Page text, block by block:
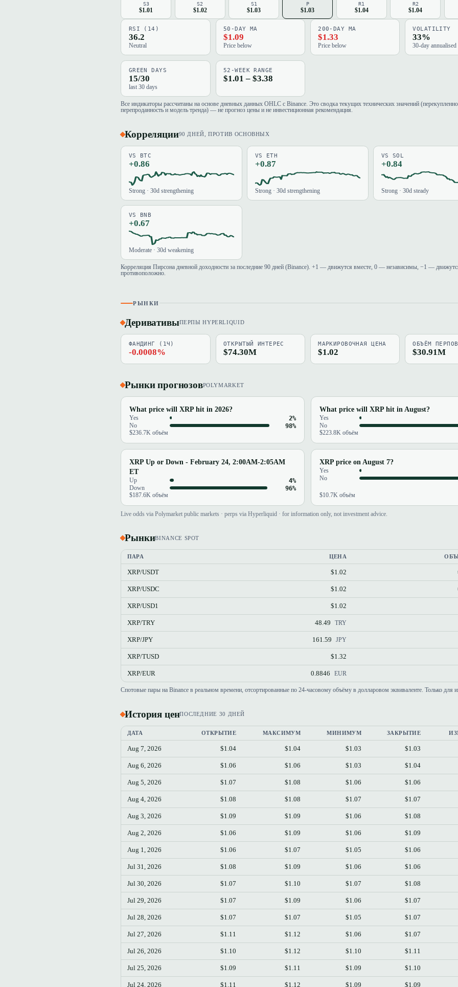
S3
$1.01
S2
$1.02
S1
$1.03
P
$1.03
R1
$1.04
R2
$1.04
RSI (14)
36.2
Neutral
50-DAY MA
$1.09
Price below
200-DAY MA
$1.33
Price below
VOLATILITY
33%
30-day annualised
GREEN DAYS
15/30
last 30 days
52-WEEK RANGE
$1.01 – $3.38
Все индикаторы рассчитаны на основе дневных данных OHLC с Binance. Это сводка текущих технических значений
перепроданность и модель тренда) — не прогноз цены и не инвестиционная рекомендация.
Корреляции90 ДНЕЙ, ПРОТИВ ОСНОВНЫХ
VS BTC
+0.86
Strong · 30d strengthening
VS ETH
+0.87
Strong · 30d strengthening
VS SOL
+0.84
Strong · 30d steady
VS BNB
+0.67
Moderate · 30d weakening
Корреляция Пирсона дневной доходности за последние 90 дней (Binance). +1 — движутся вместе, 0 — независимы, −1 —
противоположно.
РЫНКИ
ДеривативыПЕРПЫ HYPERLIQUID
ФАНДИНГ (1Ч)
-0.0008%
ОТКРЫТЫЙ ИНТЕРЕС
$74.30M
МАРКИРОВОЧНАЯ ЦЕНА
$1.02
ОБЪЁМ
$30.91M
Рынки прогнозовPOLYMARKET
What price will XRP hit in 2026?
Yes 2%
No 98%
$236.7K объём
What price will XRP hit in August?
Yes
No
$223.8K объём
XRP Up or Down - February 24, 2:00AM-2:05AM
ET
Up 4%
Down 96%
$187.6K объём
XRP price on August 7?
Yes
No
$10.7K объём
Live odds via Polymarket public markets · perps via Hyperliquid · for information only, not investment advice.
РынкиBINANCE SPOT
ПАРА ЦЕНА
XRP/USDT $1.02
XRP/USDC $1.02
XRP/USD1 $1.02
XRP/TRY 48.49 TRY
XRP/JPY 161.59 JPY
XRP/TUSD $1.32
XRP/EUR 0.8846 EUR
Спотовые пары на Binance в реальном времени, отсортированные по 24-часовому объёму в долларовом эквиваленте. Только для
История ценПОСЛЕДНИЕ 30 ДНЕЙ
ДАТА ОТКРЫТИЕ МАКСИМУМ МИНИМУМ ЗАКРЫТИЕ
Aug 7, 2026 $1.04 $1.04 $1.03 $1.03
Aug 6, 2026 $1.06 $1.06 $1.03 $1.04
Aug 5, 2026 $1.07 $1.08 $1.06 $1.06
Aug 4, 2026 $1.08 $1.08 $1.07 $1.07
Aug 3, 2026 $1.09 $1.09 $1.06 $1.08
Aug 2, 2026 $1.06 $1.09 $1.06 $1.09
Aug 1, 2026 $1.06 $1.07 $1.05 $1.06
Jul 31, 2026 $1.08 $1.09 $1.06 $1.06
Jul 30, 2026 $1.07 $1.10 $1.07 $1.08
Jul 29, 2026 $1.07 $1.09 $1.06 $1.07
Jul 28, 2026 $1.07 $1.07 $1.05 $1.07
Jul 27, 2026 $1.11 $1.12 $1.06 $1.07
Jul 26, 2026 $1.10 $1.12 $1.10 $1.11
Jul 25, 2026 $1.09 $1.11 $1.09 $1.10
Jul 24, 2026 $1.11 $1.12 $1.09 $1.09